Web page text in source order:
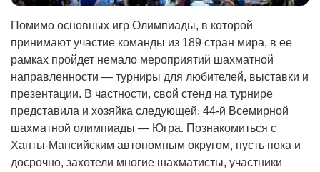
Помимо основных игр Олимпиады, в которой
принимают участие команды из 189 стран мира, в ее
рамках пройдет немало мероприятий шахматной
направленности — турниры для любителей, выставки и
презентации. В частности, свой стенд на турнире
представила и хозяйка следующей, 44-й Всемирной
шахматной олимпиады — Югра. Познакомиться с
Ханты-Мансийским автономным округом, пусть пока и
досрочно, захотели многие шахматисты, участники